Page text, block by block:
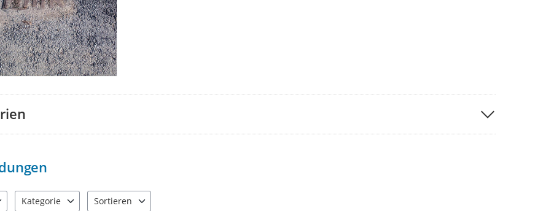
Kategorie
Sortieren